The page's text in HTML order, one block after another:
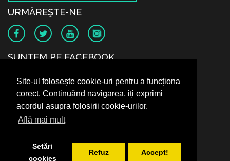
Site-ul folosește cookie-uri pentru a funcționa
corect. Continuând navigarea, iți exprimi
acordul asupra folosirii cookie-urilor.
Află mai mult
Setări
cookies
Refuz Accept!
URMĂREŞTE-NE
SUNTEM PE FACEBOOK